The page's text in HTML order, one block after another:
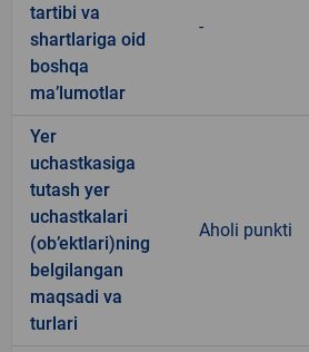
tartibi va
shartlariga oid
boshqa
ma’lumotlar
-
Yer
uchastkasiga
tutash yer
uchastkalari
(ob’ektlari)ning
belgilangan
maqsadi va
turlari
Aholi punkti